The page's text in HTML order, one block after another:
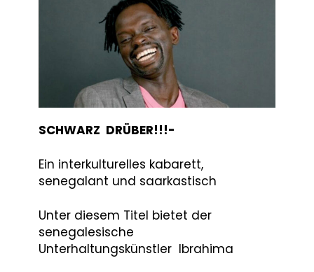
Moderator / Autor
Ibrahim
Ndiaye
SCHWARZ DRÜBER!!!-
Ein interkulturelles kabarett,
senegalant und saarkastisch
Unter diesem Titel bietet der
senegalesische
Unterhaltungskünstler lbrahima